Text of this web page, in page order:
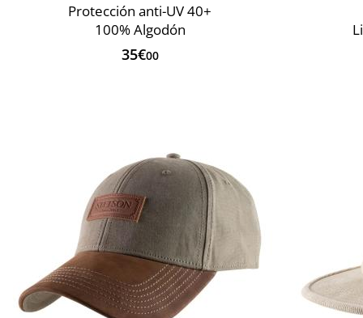
Protección anti-UV 40+
100% Algodón
35€00